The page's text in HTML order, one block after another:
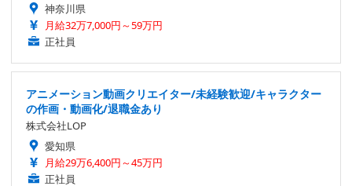
神奈川県
月給32万7,000円～59万円
正社員
アニメーション動画クリエイター/未経験歓迎/キャラクター
の作画・動画化/退職金あり
株式会社LOP
愛知県
月給29万6,400円～45万円
正社員